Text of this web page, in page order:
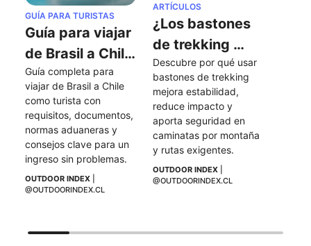
GUÍA PARA TURISTAS
Guía para viajar
de Brasil a Chile
como turista
Guía completa para
viajar de Brasil a Chile
como turista con
requisitos, documentos,
normas aduaneras y
consejos clave para un
ingreso sin problemas.
OUTDOOR INDEX
@OUTDOORINDEX.CL
ARTÍCULOS
¿Los bastones
de trekking
hacen más fácil
una caminata?
Descubre por qué usar
bastones de trekking
mejora estabilidad,
reduce impacto y
aporta seguridad en
caminatas por montaña
y rutas exigentes.
OUTDOOR INDEX
@OUTDOORINDEX.CL